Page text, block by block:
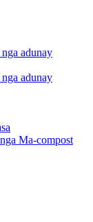
adunay
adunay
Ma-compost